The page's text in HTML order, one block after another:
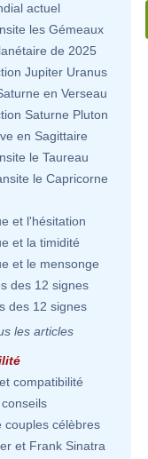
actuel
les Gémeaux
de 2025
Jupiter Uranus
en Verseau
Saturne Pluton
en Sagittaire
le Taureau
le Capricorne
et l'hésitation
et la timidité
et le mensonge
des 12 signes
des 12 signes
les articles
compatibilité
couples célèbres
et Frank Sinatra